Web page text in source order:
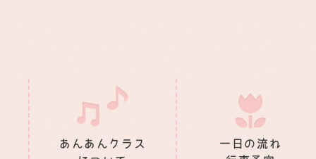
あんあんクラス
一日の流れ